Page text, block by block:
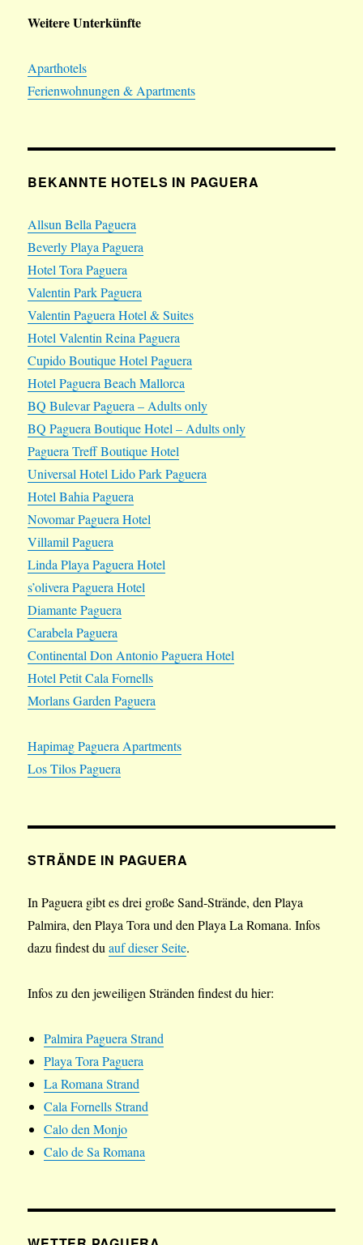
Weitere Unterkünfte
Aparthotels
Ferienwohnungen & Apartments
BEKANNTE HOTELS IN PAGUERA
Allsun Bella Paguera
Beverly Playa Paguera
Hotel Tora Paguera
Valentin Park Paguera
Valentin Paguera Hotel & Suites
Hotel Valentin Reina Paguera
Cupido Boutique Hotel Paguera
Hotel Paguera Beach Mallorca
BQ Bulevar Paguera – Adults only
BQ Paguera Boutique Hotel – Adults only
Paguera Treff Boutique Hotel
Universal Hotel Lido Park Paguera
Hotel Bahia Paguera
Novomar Paguera Hotel
Villamil Paguera
Linda Playa Paguera Hotel
s’olivera Paguera Hotel
Diamante Paguera
Carabela Paguera
Continental Don Antonio Paguera Hotel
Hotel Petit Cala Fornells
Morlans Garden Paguera
Hapimag Paguera Apartments
Los Tilos Paguera
STRÄNDE IN PAGUERA
In Paguera gibt es drei große Sand-Strände, den Playa
Palmira, den Playa Tora und den Playa La Romana. Infos
dazu findest duauf dieser Seite.
Infos zu den jeweiligen Stränden findest du hier:
Palmira Paguera Strand
Playa Tora Paguera
La Romana Strand
Cala Fornells Strand
Calo den Monjo
Calo de Sa Romana